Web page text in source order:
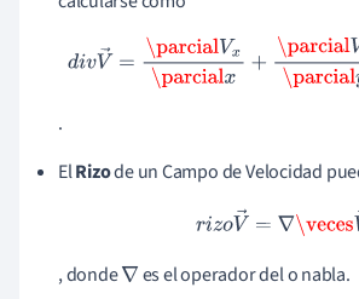
ivV→=\parcialVx\parcial x+ \parcialVy
ialz
.
ElRizode un Campo de Velocidad
rizoV →= ∇\vecesV→
, donde∇ es el operador del o nabla.